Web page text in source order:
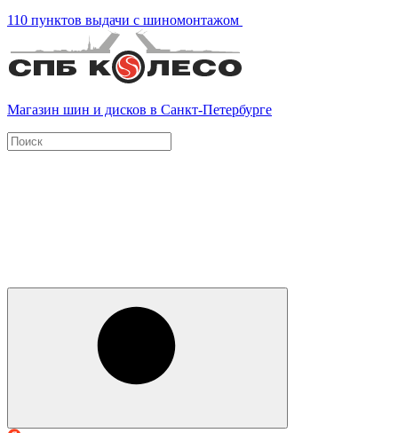
110 пунктов выдачи с шиномонтажом
Магазин шин и дисков в Санкт-Петербурге